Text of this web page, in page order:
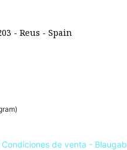
- Reus - Spain
Condiciones de venta - Blaugab